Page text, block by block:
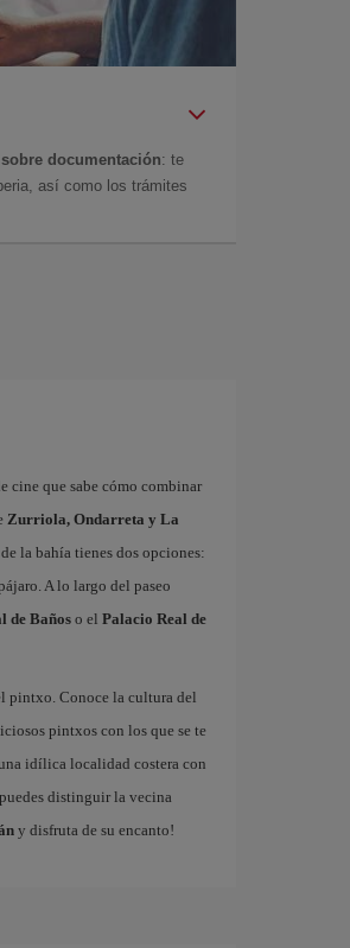
documentación: te
así como los trámites
cine que sabe cómo combinar
Zurriola, Ondarreta y La
la bahía tienes dos opciones:
A lo largo del paseo
de Bañoso el Palacio Real de
pintxo. Conoce la cultura del
pintxos con los que se te
idílica localidad costera con
distinguir la vecina
y disfruta de su encanto!